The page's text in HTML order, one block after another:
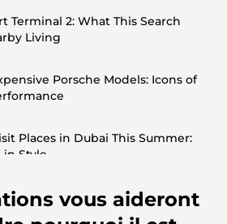
Terminal 2: What This Search
Living
Porsche Models: Icons of
Places in Dubai This Summer:
in Style
in the World: Hub of Global
vous aideront